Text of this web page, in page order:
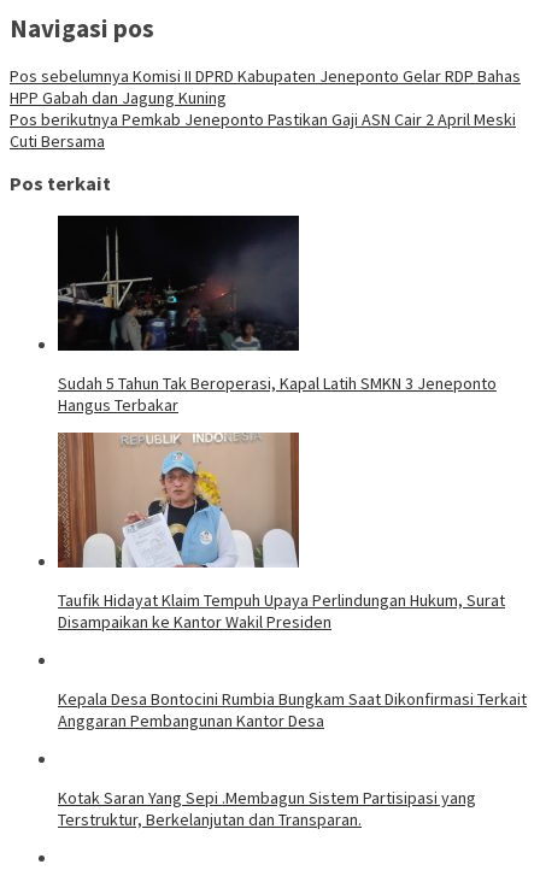
Navigasi pos
Pos sebelumnya Komisi II DPRD Kabupaten Jeneponto Gelar RDP Bahas
HPP Gabah dan Jagung Kuning
Pos berikutnya Pemkab Jeneponto Pastikan Gaji ASN Cair 2 April Meski
Cuti Bersama
Pos terkait
Sudah 5 Tahun Tak Beroperasi, Kapal Latih SMKN 3 Jeneponto
Hangus Terbakar
Taufik Hidayat Klaim Tempuh Upaya Perlindungan Hukum, Surat
Disampaikan ke Kantor Wakil Presiden
Kepala Desa Bontocini Rumbia Bungkam Saat Dikonfirmasi Terkait
Anggaran Pembangunan Kantor Desa
Kotak Saran Yang Sepi .Membagun Sistem Partisipasi yang
Terstruktur, Berkelanjutan dan Transparan.